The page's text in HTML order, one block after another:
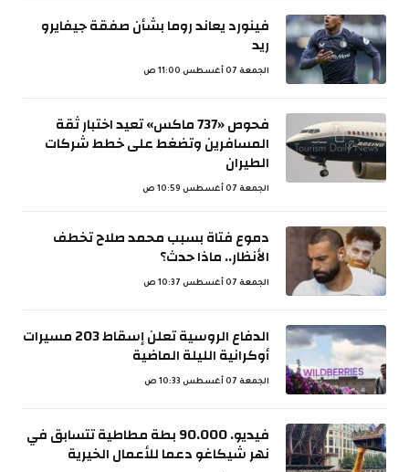
فينورد يعاند روما بشأن صفقة جيفايرو
ريد
الجمعة 07 أغسطس 11:00 ص
فحوص «737 ماكس» تعيد اختبار ثقة
المسافرين وتضغط على خطط شركات
الطيران
الجمعة 07 أغسطس 10:59 ص
دموع فتاة بسبب محمد صلاح تخطف
الأنظار.. ماذا حدث؟
الجمعة 07 أغسطس 10:37 ص
الدفاع الروسية تعلن إسقاط 203 مسيرات
أوكرانية الليلة الماضية
الجمعة 07 أغسطس 10:33 ص
فيديو. 90.000 بطة مطاطية تتسابق في
نهر شيكاغو دعما للأعمال الخيرية